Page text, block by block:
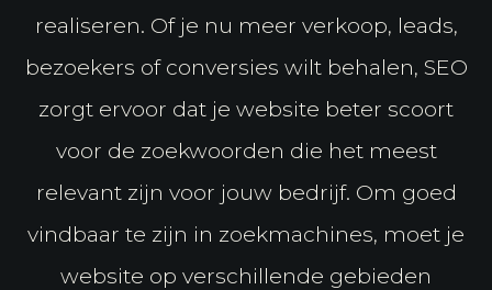
realiseren. Of je nu meer verkoop, leads,
bezoekers of conversies wilt behalen, SEO
zorgt ervoor dat je website beter scoort
voor de zoekwoorden die het meest
relevant zijn voor jouw bedrijf. Om goed
vindbaar te zijn in zoekmachines, moet je
website op verschillende gebieden